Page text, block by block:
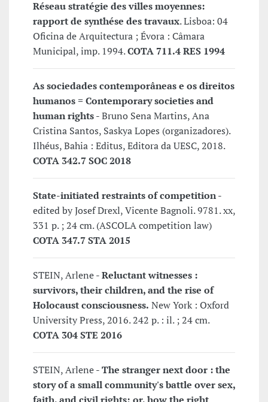
Réseau stratégie des villes moyennes:
rapport de synthése des travaux. Lisboa: 04
Oficina de Arquitectura ; Évora : Câmara
Municipal, imp. 1994.COTA 711.4 RES 1994
As sociedades contemporâneas e os direitos
humanos = Contemporary societies and
human rights- Bruno Sena Martins, Ana
Cristina Santos, Saskya Lopes (organizadores).
Ilhéus, Bahia : Editus, Editora da UESC, 2018.
COTA 342.7 SOC 2018
State-initiated restraints of competition-
edited by Josef Drexl, Vicente Bagnoli. 9781. xx,
331 p. ; 24 cm. (ASCOLA competition law)
COTA 347.7 STA 2015
STEIN, Arlene -Reluctant witnesses :
survivors, their children, and the rise of
Holocaust consciousness. New York : Oxford
University Press, 2016. 242 p. : il. ; 24 cm.
COTA 304 STE 2016
STEIN, Arlene -The stranger next door : the
story of a small community's battle over sex,